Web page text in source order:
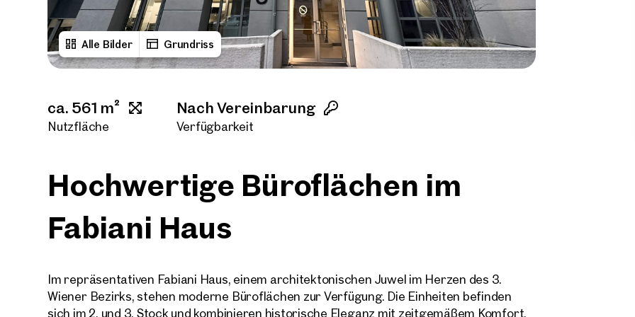
Alle Bilder Grundriss
ca. 561 m²
Nutzfläche
Nach Vereinbarung
Verfügbarkeit
Hochwertige Büroflächen im
Fabiani Haus
Im repräsentativen Fabiani Haus, einem architektonischen Juwel im Herzen des 3.
Wiener Bezirks, stehen moderne Büroflächen zur Verfügung. Die Einheiten befinden
sich im 2. und 3. Stock und kombinieren historische Eleganz mit zeitgemäßem Komfort.